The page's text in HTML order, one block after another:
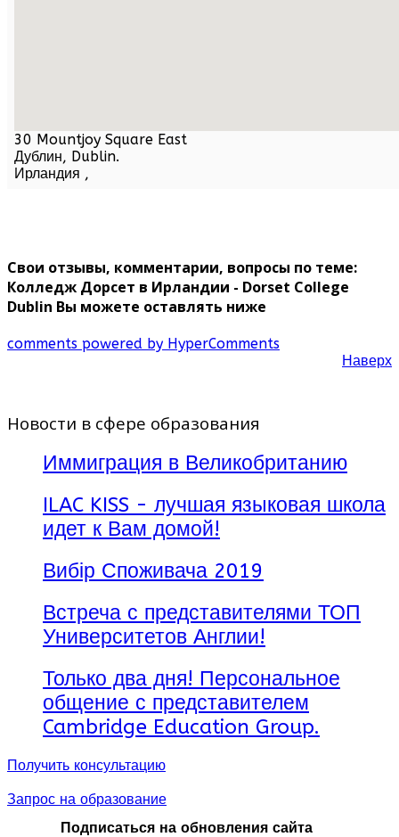
30 Mountjoy Square East
Дублин, Dublin.
Ирландия ,
Свои отзывы, комментарии, вопросы по теме:
Колледж Дорсет в Ирландии - Dorset College
Dublin Вы можете оставлять ниже
comments powered by HyperComments
Наверх
Новости в сфере образования
Иммиграция в Великобританию
ILAC KISS - лучшая языковая школа
идет к Вам домой!
Вибір Споживача 2019
Встреча с представителями ТОП
Университетов Англии!
Только два дня! Персональное
общение с представителем
Cambridge Education Group.
Получить консультацию
Запрос на образование
Подписаться на обновления сайта